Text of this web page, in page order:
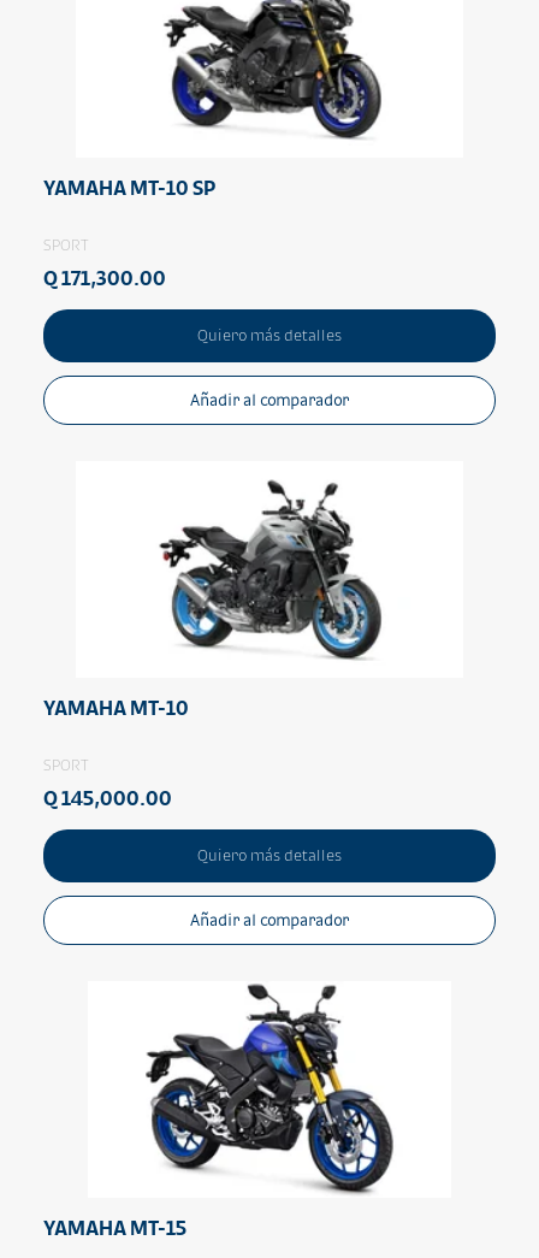
YAMAHA MT-10 SP
SPORT
Q 171,300.00
Quiero más detalles
Añadir al comparador
YAMAHA MT-10
SPORT
Q 145,000.00
Quiero más detalles
Añadir al comparador
YAMAHA MT-15